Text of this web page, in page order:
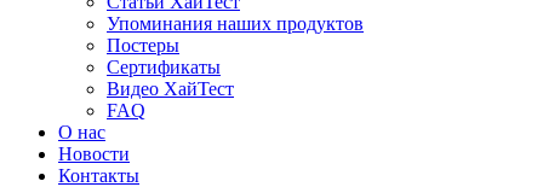
Упоминания наших продуктов
Постеры
Сертификаты
Видео ХайТест
FAQ
О нас
Новости
Контакты